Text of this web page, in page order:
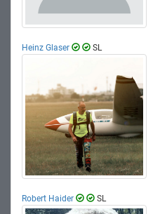
Heinz Glaser SL
Robert Haider SL